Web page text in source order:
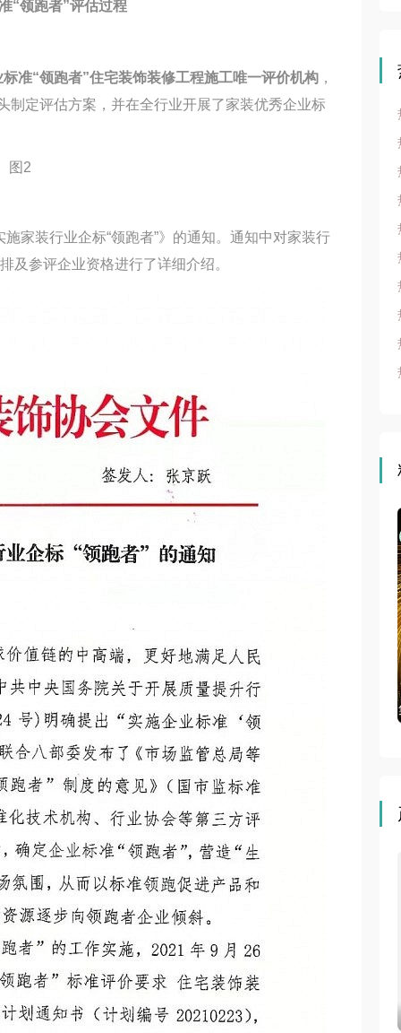
“领跑者”评估过程
准“领跑者”住宅装饰装修工程施工唯一评价机构 ，
制定评估方案，并在全行业开展了家装优秀企业标
家装行业企标“领跑者”》的通知。通知中对家装行
及参评企业资格进行了详细介绍。
大会 集成吊顶网直播 | 第六届住宅装饰装修行业T20大会、第四
到底实力如 小乐测评第二期丨品格智美Max颜or实？成年人不做选